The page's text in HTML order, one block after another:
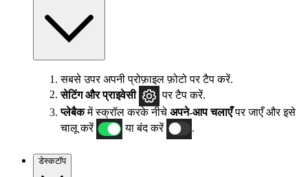
सबसे उपर अपनी प्रोफ़ाइल फ़ोटो पर टैप करें.
सेटिंग और प्राइवेसी
पर टैप करें.
प्लेबैकमें स्क्रॉल करके नीचे अपने-आप चलाएँपर जाएँ और इसे
चालू करें
या बंद करें .
डेस्कटॉप